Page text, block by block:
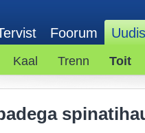
Foorum
Kaal Trenn Toit